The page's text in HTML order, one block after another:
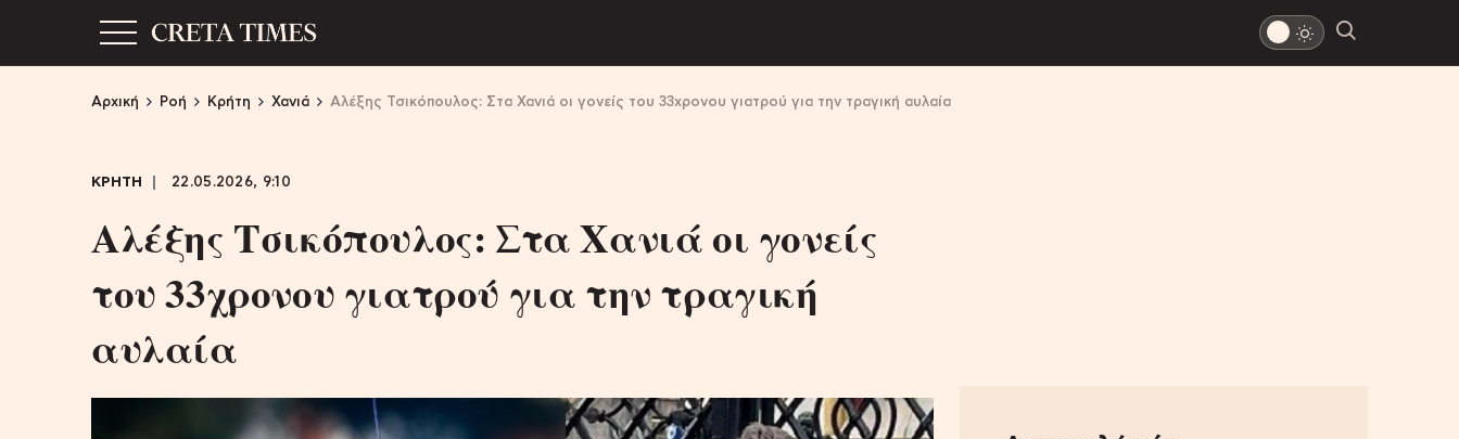
Αρχική Ροή Κρήτη Χανιά Αλέξης Τσικόπουλος: Στα Χανιά οι γονείς του 33χρονου γιατρού για την τραγική αυλαία
ΚΡΗΤΗ 22.05.2026, 9:10
Αλέξης Τσικόπουλος: Στα Χανιά οι γονείς
του 33χρονου γιατρού για την τραγική
αυλαία